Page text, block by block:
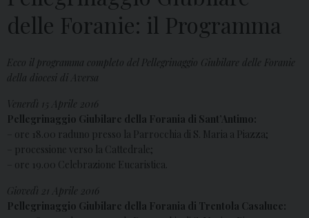
delle Foranie: il Programma
Ecco il programma completo del Pellegrinaggio Giubilare delle Foranie
della diocesi di Aversa
Venerdì 15 Aprile 2016
Pellegrinaggio Giubilare della Forania di Sant’Antimo:
– ore 18.00 raduno presso la Parrocchia di S. Maria a Piazza;
– processione verso la Cattedrale;
– ore 19.00 Celebrazione Eucaristica.
Giovedì 21 Aprile 2016
Pellegrinaggio Giubilare della Forania di Trentola Casaluce: